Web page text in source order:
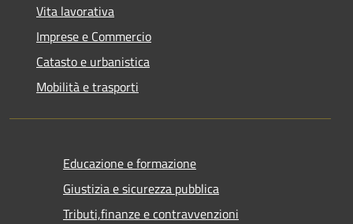
Vita lavorativa
Imprese e Commercio
Catasto e urbanistica
Mobilità e trasporti
Educazione e formazione
Giustizia e sicurezza pubblica
Tributi,finanze e contravvenzioni